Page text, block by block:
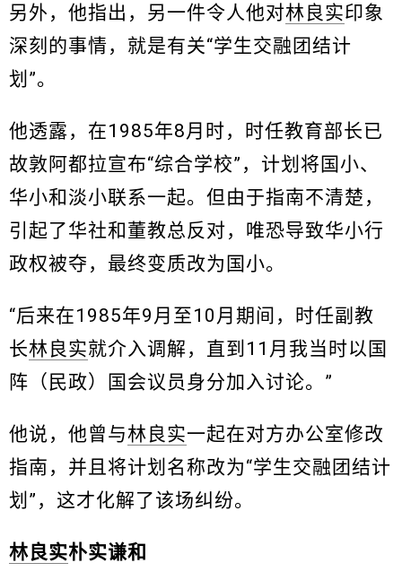
另外，他指出，另一件令人他对林良实印象
深刻的事情，就是有关“学生交融团结计
划”。
他透露，在1985年8月时，时任教育部长已
故敦阿都拉宣布“综合学校”，计划将国小、
华小和淡小联系一起。但由于指南不清楚，
引起了华社和董教总反对，唯恐导致华小行
政权被夺，最终变质改为国小。
“后来在1985年9月至10月期间，时任副教
长林良实就介入调解，直到11月我当时以国
阵（民政）国会议员身分加入讨论。”
他说，他曾与林良实一起在对方办公室修改
指南，并且将计划名称改为“学生交融团结计
划”，这才化解了该场纠纷。
林良实朴实谦和